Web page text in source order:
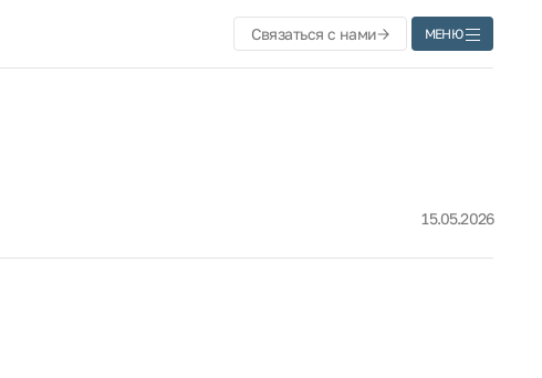
Связаться с нами МЕНЮ
15.05.2026